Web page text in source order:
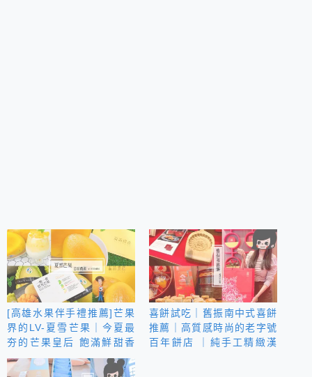
[高雄水果伴手禮推薦]芒果
界的LV-夏雪芒果｜今夏最
夯的芒果皇后 飽滿鮮甜香
氣濃郁 ｜游游農產 精品水
果禮盒
喜餅試吃｜舊振南中式喜餅
推薦｜高質感時尚的老字號
百年餅店 ｜純手工精緻漢